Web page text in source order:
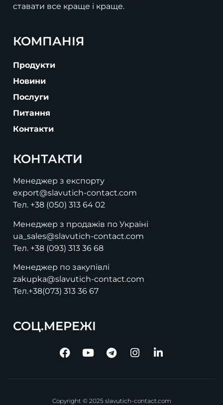
ставати все краще і краще.
КОМПАНІЯ
Продукти
Новини
Послуги
Питання
Контакти
КОНТАКТИ
Менеджер з експорту
export@slavutich-contact.com
Тел. +38 (050) 313 64 02
Менеджер з продажів по Україні
ua_sales@slavutich-contact.com
Тел. +38 (093) 313 36 68
Менеджер по закупівлі
zakupka@slavutich-contact.com
Тел.+38(073) 313 36 67
СОЦ.МЕРЕЖІ
Copyright © 2025 slavutich-contact.com